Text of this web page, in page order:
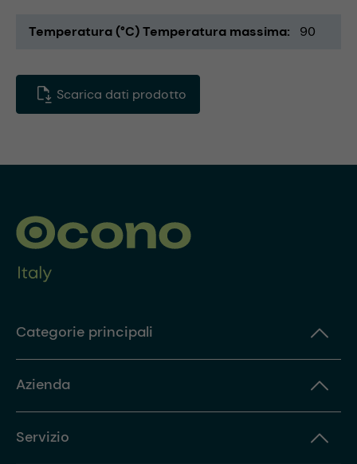
Temperatura (°C) Temperatura massima 90
Scarica dati prodotto
Categorie principali
Azienda
Servizio